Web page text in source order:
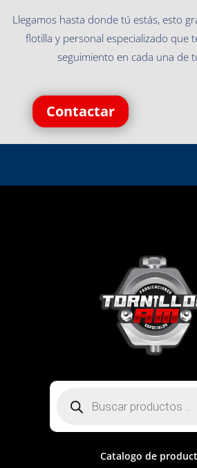
Llegamos hasta donde tú estás, esto
flotilla y personal especializado que
seguimiento en cada una de
Contactar
productos
Catalogo de